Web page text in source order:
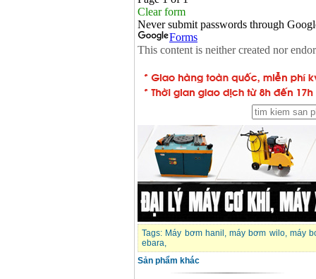
Tags: Máy bơm hanil ,máy bơm wilo,máy
ebara,
Sản phẩm khác